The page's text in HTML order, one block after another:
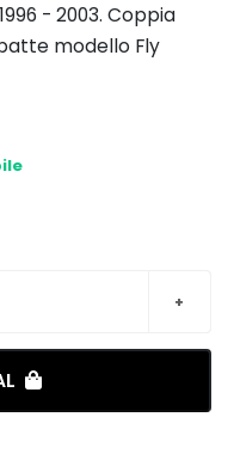
1996 - 2003. Coppia
modello Fly